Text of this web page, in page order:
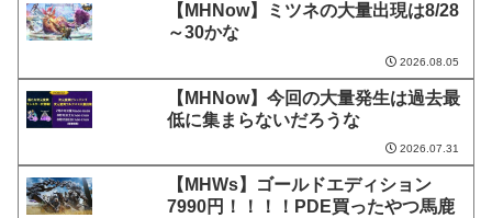
【MHNow】ミツネの大量出現は8/28
～30かな
2026.08.05
【MHNow】今回の大量発生は過去最
低に集まらないだろうな
2026.07.31
【MHWs】ゴールドエディション
7990円！！！！PDE買ったやつ馬鹿